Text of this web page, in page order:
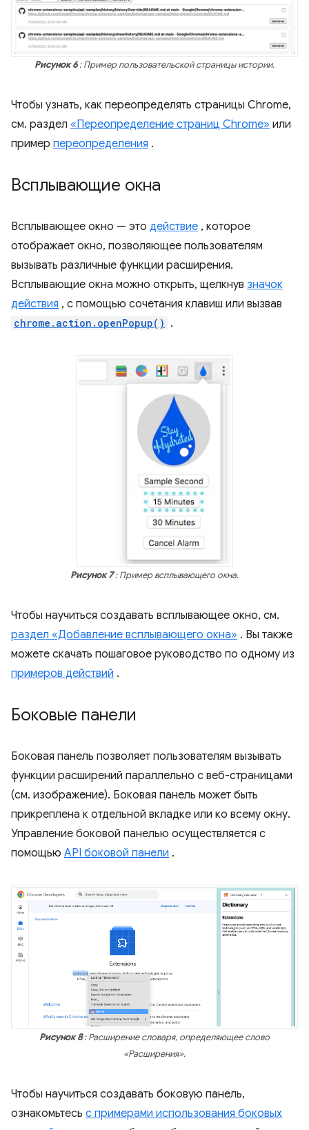
Рисунок 6: Пример пользовательской страницы истории.
Чтобы узнать, как переопределять страницы Chrome,
см. раздел «Переопределение страниц Chrome» или
пример переопределения .
Всплывающие окна
Всплывающее окно — это действие , которое
отображает окно, позволяющее пользователям
вызывать различные функции расширения.
Всплывающие окна можно открыть, щелкнув значок
действия , с помощью сочетания клавиш или вызвав
chrome.action.openPopup() .
Рисунок 7: Пример всплывающего окна.
Чтобы научиться создавать всплывающее окно, см.
раздел «Добавление всплывающего окна» . Вы также
можете скачать пошаговое руководство по одному из
примеров действий .
Боковые панели
Боковая панель позволяет пользователям вызывать
функции расширений параллельно с веб-страницами
(см. изображение). Боковая панель может быть
прикреплена к отдельной вкладке или ко всему окну.
Управление боковой панелью осуществляется с
помощью API боковой панели .
Рисунок 8: Расширение словаря, определяющее слово
«Расширения».
Чтобы научиться создавать боковую панель,
ознакомьтесь с примерами использования боковых